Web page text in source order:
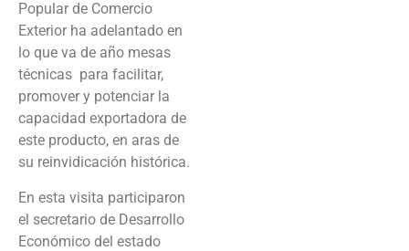
Popular de Comercio
Exterior ha adelantado en
lo que va de año mesas
técnicas para facilitar,
promover y potenciar la
capacidad exportadora de
este producto, en aras de
su reinvidicación histórica.
En esta visita participaron
el secretario de Desarrollo
Económico del estado